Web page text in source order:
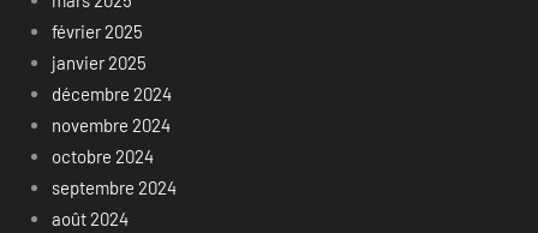
février 2025
janvier 2025
décembre 2024
novembre 2024
octobre 2024
septembre 2024
août 2024